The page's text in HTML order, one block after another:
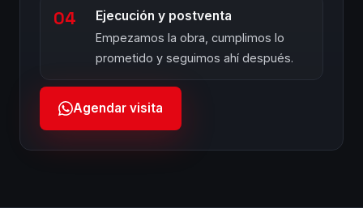
04 Ejecución y postventa
Empezamos la obra, cumplimos lo
prometido y seguimos ahí después.
Agendar visita